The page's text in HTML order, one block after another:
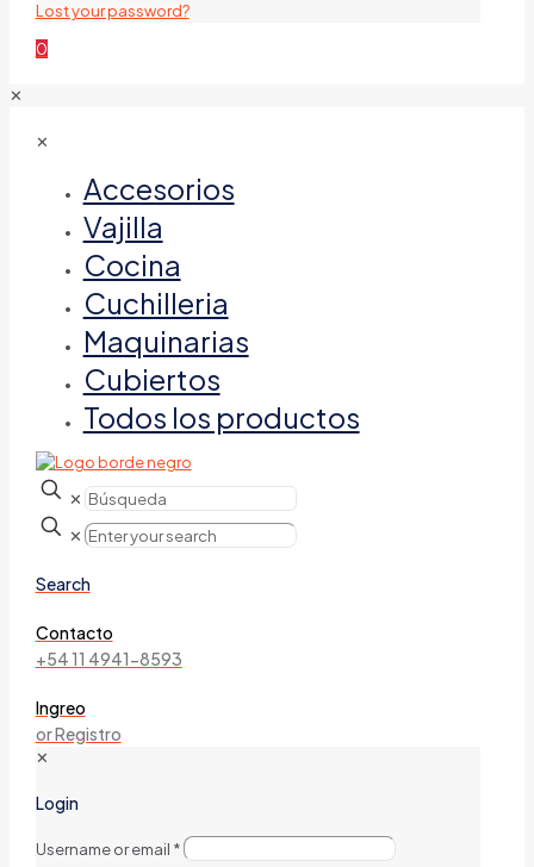
Lost your password?
0
✕
✕
Accesorios
Vajilla
Cocina
Cuchilleria
Maquinarias
Cubiertos
Todos los productos
✕
✕
Search
Contacto
+54 11 4941-8593
Ingreo
or Registro
✕
Login
Username or email *